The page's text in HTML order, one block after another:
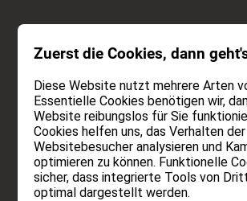
Zuerst die Cookies, dann
Diese Website nutzt mehrere Arten
Essentielle Cookies benötigen wir,
Website reibungslos für Sie
Cookies helfen uns, das Verhalten der
Websitebesucher analysieren und
optimieren zu können. Funktionelle
sicher, dass integrierte Tools von
optimal dargestellt werden.